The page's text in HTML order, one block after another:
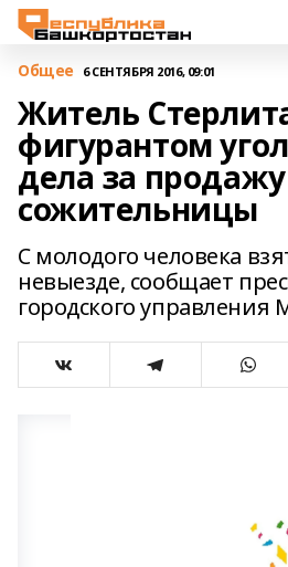
Общее 6 СЕНТЯБРЯ 2016, 09:01
Житель
фигурантом
дела за
сожительницы
С молодого человека
невыезде, сообщает
городского управления